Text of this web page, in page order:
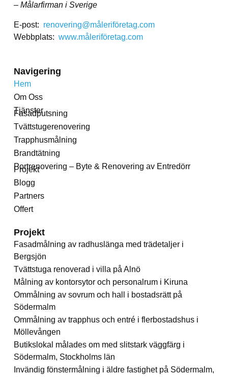
– Målarfirman i Sverige
E-post: renovering@måleriföretag.com
Webbplats: www.måleriföretag.com
Navigering
Hem
Om Oss
Tjänster
Fasadputsning
Tvättstugerenovering
Trapphusmålning
Brandtätning
Portrenovering – Byte & Renovering av Entredörr
Projekt
Blogg
Partners
Offert
Projekt
Fasadmålning av radhuslänga med trädetaljer i
Bergsjön
Tvättstuga renoverad i villa på Alnö
Målning av kontorsytor och personalrum i Kiruna
Ommålning av sovrum och hall i bostadsrätt på
Södermalm
Ommålning av trapphus och entré i flerbostadshus i
Möllevången
Butikslokal målades om med slitstark väggfärg i
Södermalm, Stockholms län
Invändig fönstermålning i äldre fastighet på Södermalm,